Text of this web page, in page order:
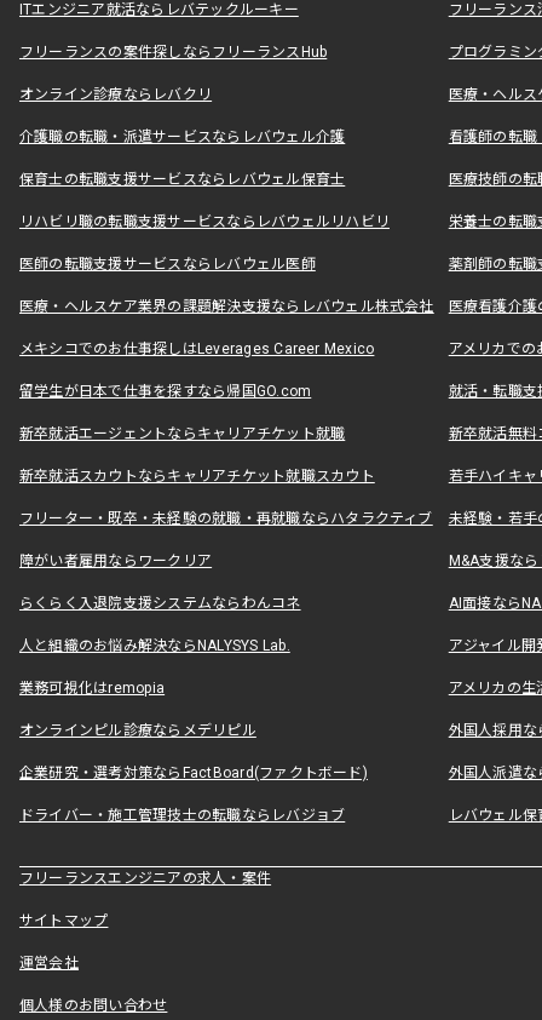
ITエンジニア就活ならレバテックルーキー フリーラン
フリーランスの案件探しならフリーランスHub プログラミ
オンライン診療ならレバクリ 医療・ヘル
介護職の転職・派遣サービスならレバウェル介護 看護師の転
保育士の転職支援サービスならレバウェル保育士 医療技師の
リハビリ職の転職支援サービスならレバウェルリハビリ 栄養士の転
医師の転職支援サービスならレバウェル医師 薬剤師の転
医療・ヘルスケア業界の課題解決支援ならレバウェル株式会社 医療看護介
メキシコでのお仕事探しはLeverages Career Mexico アメリカで
留学生が日本で仕事を探すなら帰国GO.com 就活・転職
新卒就活エージェントならキャリアチケット就職 新卒就活無料
新卒就活スカウトならキャリアチケット就職スカウト 若手ハイキ
フリーター・既卒・未経験の就職・再就職ならハタラクティブ 未経験・若手
障がい者雇用ならワークリア M&A支援な
らくらく入退院支援システムならわんコネ AI面接なら
人と組織のお悩み解決ならNALYSYS Lab. アジャイル
業務可視化はremopia アメリカの
オンラインピル診療ならメデリピル 外国人採用
企業研究・選考対策ならFactBoard(ファクトボード) 外国人派遣な
ドライバー・施工管理技士の転職ならレバジョブ レバウェル
フリーランスエンジニアの求人・案件
サイトマップ
運営会社
個人様のお問い合わせ